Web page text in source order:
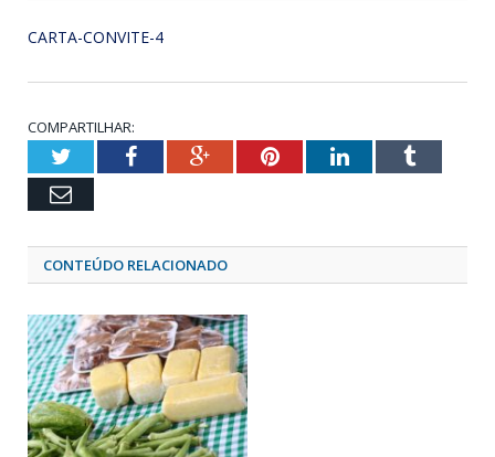
CARTA-CONVITE-4
COMPARTILHAR:
TwitterFacebookGoogle+PinterestLinkedInTumblr
Email
CONTEÚDO RELACIONADO